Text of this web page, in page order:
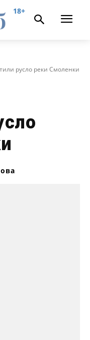
18+
русло реки Смоленки